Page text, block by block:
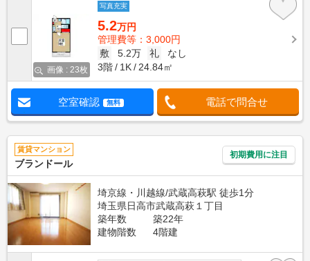
画像 : 23枚
写真充実
5.2万円
管理費等：3,000円
敷
5.2万 礼
なし
3階
1K 24.84㎡
空室確認 無料 電話で問合せ
賃貸マンション
ブランドール
初期費用に注目
埼京線・川越線/武蔵高萩駅 徒歩1分
埼玉県日高市武蔵高萩１丁目
築年数
築22年
建物階数
4階建